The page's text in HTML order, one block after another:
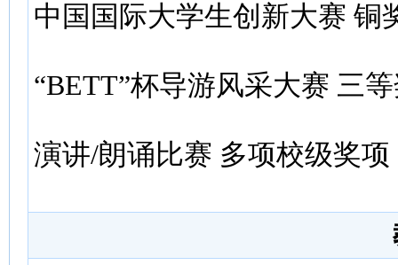
中国国际大学生创新大赛 铜
“BETT”杯导游风采大赛 三
演讲/朗诵比赛 多项校级奖项